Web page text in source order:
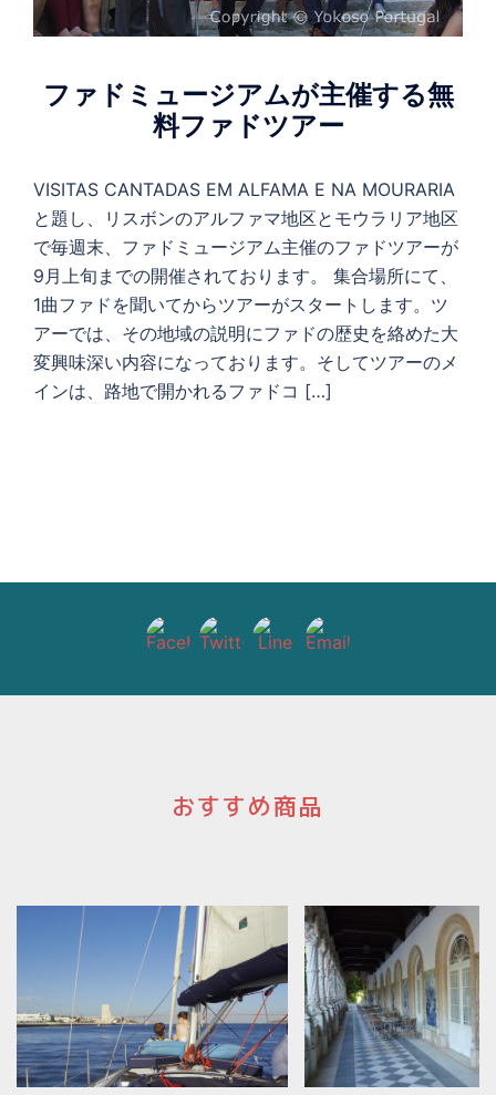
ファドミュージアムが主催する無
料ファドツアー
VISITAS CANTADAS EM ALFAMA E NA MOURARIA
と題し、リスボンのアルファマ地区とモウラリア地区
で毎週末、ファドミュージアム主催のファドツアーが
9月上旬までの開催されております。 集合場所にて、
1曲ファドを聞いてからツアーがスタートします。ツ
アーでは、その地域の説明にファドの歴史を絡めた大
変興味深い内容になっております。そしてツアーのメ
インは、路地で開かれるファドコ […]
おすすめ商品